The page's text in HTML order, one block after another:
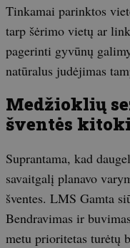
Tinkamai parinktos
tarp šėrimo vietų ar
pagerinti gyvūnų
natūralus judėjimas
Medžioklių
šventės
Suprantama, kad
savaitgalį planavo
šventes. LMS Gamta
Bendravimas ir
metu prioritetas turėtų